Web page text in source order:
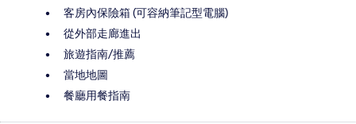
客房內保險箱 (可容納筆記型電腦)
從外部走廊進出
旅遊指南/推薦
當地地圖
餐廳用餐指南